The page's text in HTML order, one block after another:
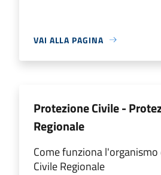
VAI ALLA PAGINA
Protezione Civile -
Regionale
Come funziona
Civile Regionale